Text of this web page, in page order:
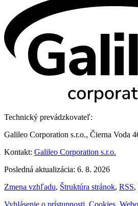
Technický prevádzkovateľ:
Galileo Corporation s.r.o., Čierna Voda
Kontakt: Galileo Corporation s.r.o.
Posledná aktualizácia: 6. 8. 2026
Zmena vzhľadu, Štruktúra stránok, RSS,
Vyhlásenie o prístupnosti Cookies